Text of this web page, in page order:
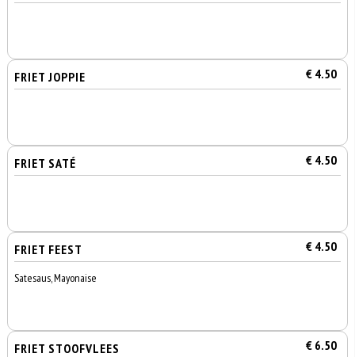
FRIET JOPPIE € 4.50
FRIET SATÉ € 4.50
FRIET FEEST € 4.50
Satesaus, Mayonaise
FRIET STOOFVLEES € 6.50